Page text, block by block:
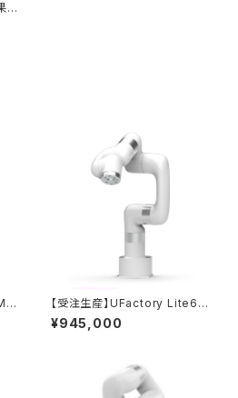
【受注生産】UFactory Lite6
卓上サイズの小型ロボットアー
ム
¥945,000